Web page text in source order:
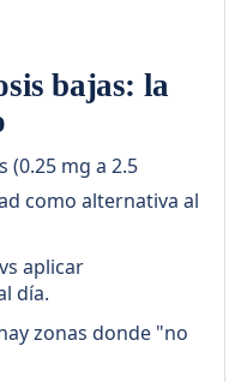
bajas: la
(0.25 mg a 2.5
como alternativa al
aplicar
día.
zonas donde "no